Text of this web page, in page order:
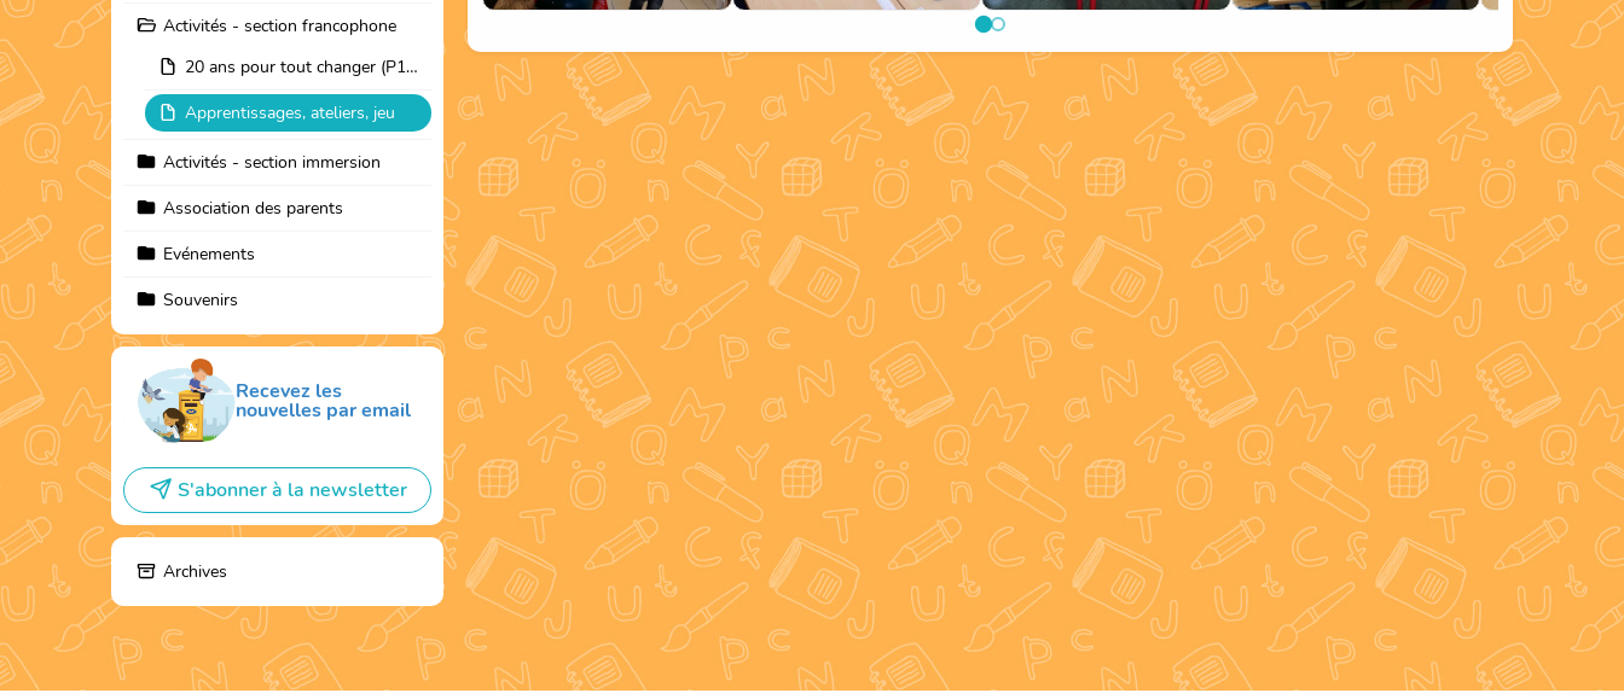
Activités - section francophone
20 ans pour tout changer (P1-P2-P3-P4-P5-P6)
Apprentissages, ateliers, jeu
Activités - section immersion
Association des parents
Evénements
Souvenirs
Recevez les
nouvelles par email
S'abonner à la newsletter
Archives